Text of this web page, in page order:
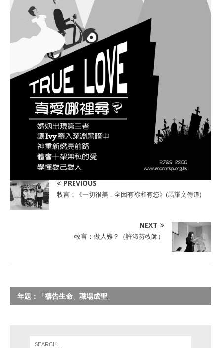
PREVIOUS
牧言：《一切很美，全因有祢和有您》(馬耀文傳道)
NEXT
牧言：做人難？（許淑芬牧師）
年題：「禱告生命、職場成聖」